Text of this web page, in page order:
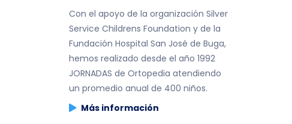
Con el apoyo de la organización Silver
Service Childrens Foundation y de la
Fundación Hospital San José de Buga,
hemos realizado desde el año 1992
JORNADAS de Ortopedia atendiendo
un promedio anual de 400 niños.
Más información